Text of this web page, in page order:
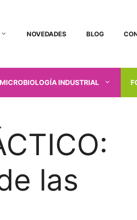
NOVEDADES BLOG
MICROBIOLOGÍA INDUSTRIAL
las